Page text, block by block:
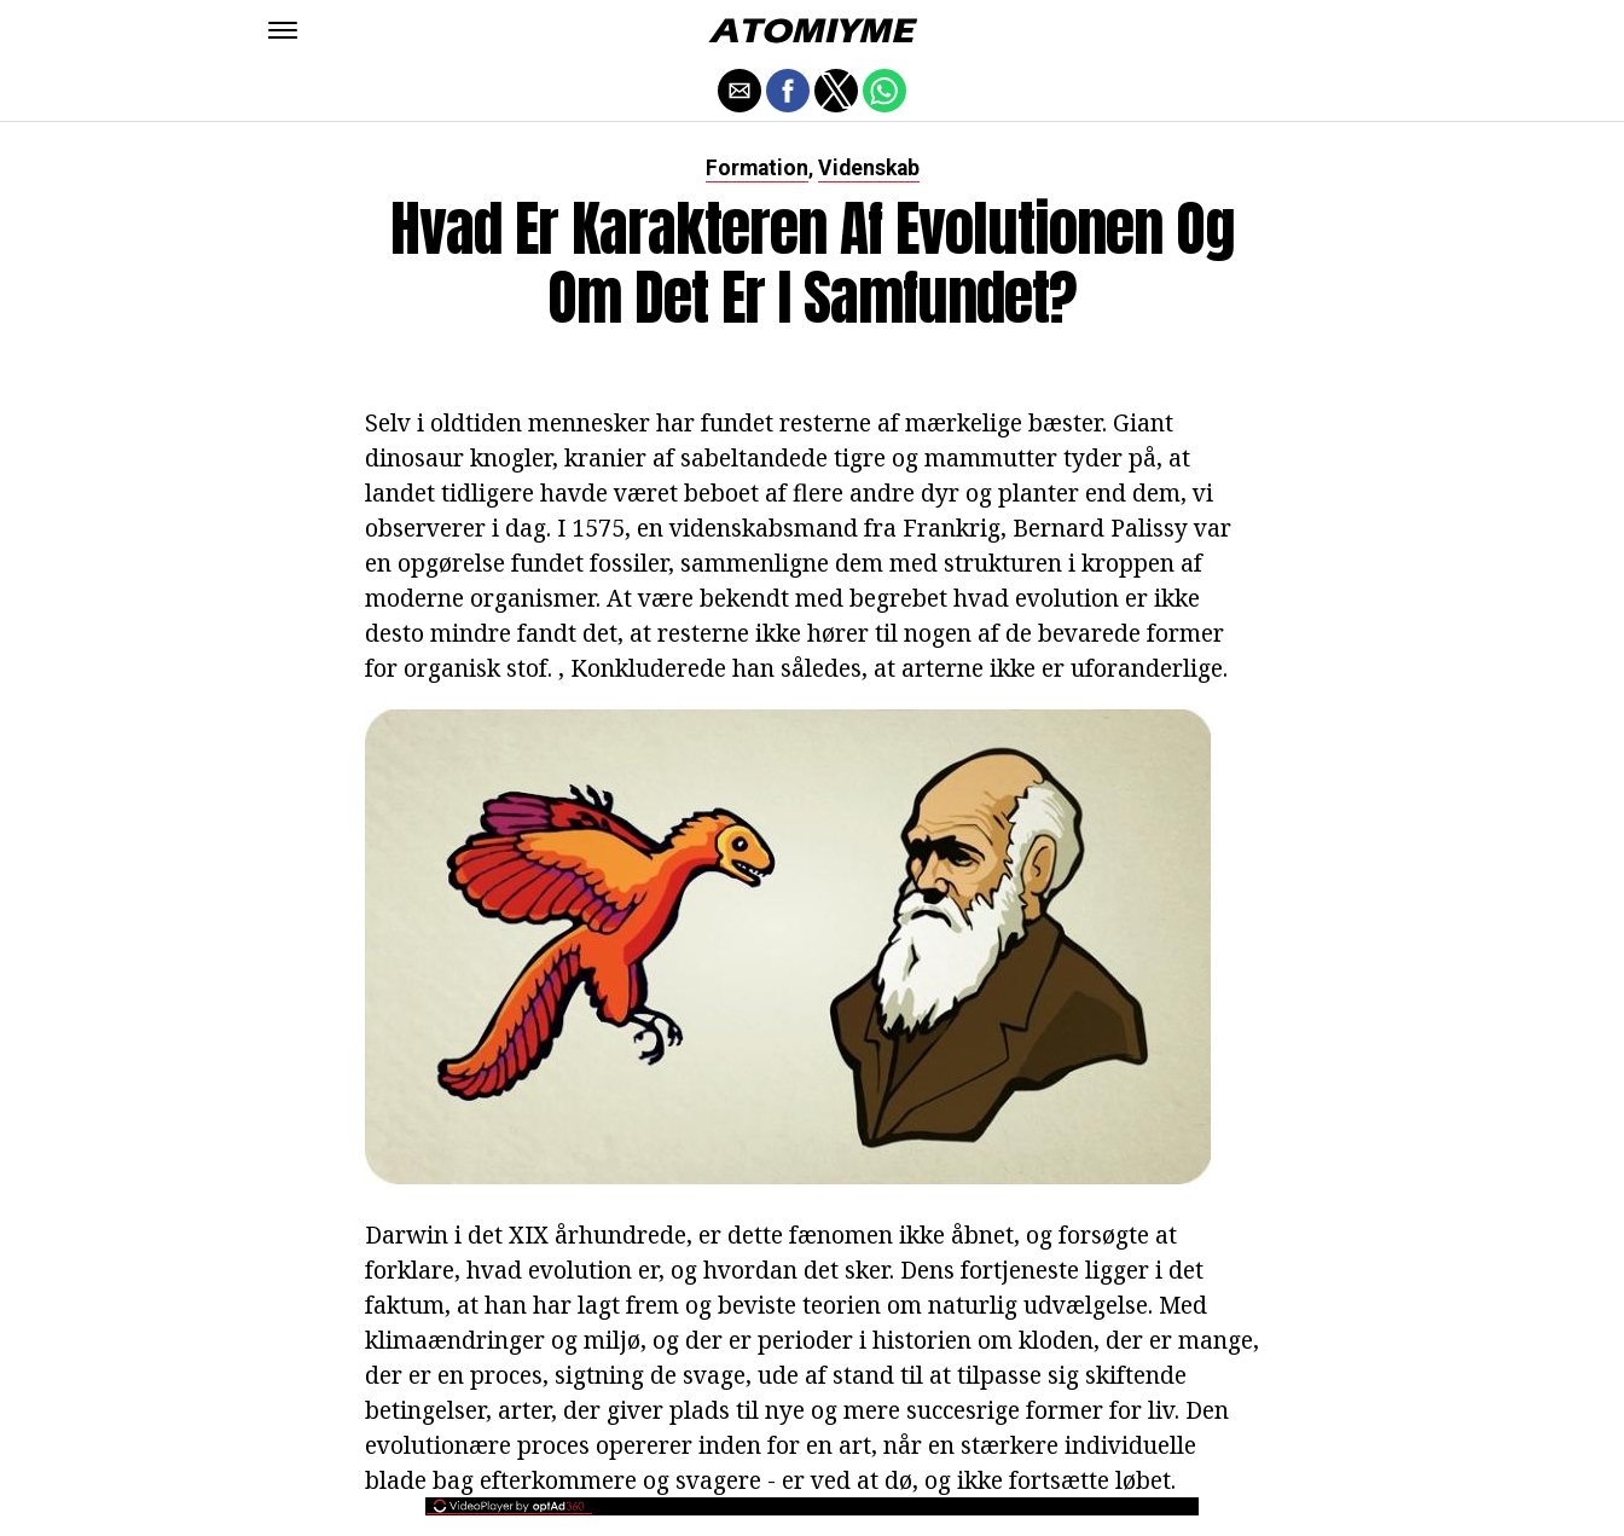
Formation, Videnskab
Hvad Er Karakteren Af Evolutionen Og
Om Det Er I Samfundet?
Selv i oldtiden mennesker har fundet resterne af mærkelige bæster. Giant
dinosaur knogler, kranier af sabeltandede tigre og mammutter tyder på, at
landet tidligere havde været beboet af flere andre dyr og planter end dem, vi
observerer i dag. I 1575, en videnskabsmand fra Frankrig, Bernard Palissy var
en opgørelse fundet fossiler, sammenligne dem med strukturen i kroppen af
moderne organismer. At være bekendt med begrebet hvad evolution er ikke
desto mindre fandt det, at resterne ikke hører til nogen af de bevarede former
for organisk stof. , Konkluderede han således, at arterne ikke er uforanderlige.
Darwin i det XIX århundrede, er dette fænomen ikke åbnet, og forsøgte at
forklare, hvad evolution er, og hvordan det sker. Dens fortjeneste ligger i det
faktum, at han har lagt frem og beviste teorien om naturlig udvælgelse. Med
klimaændringer og miljø, og der er perioder i historien om kloden, der er mange,
der er en proces, sigtning de svage, ude af stand til at tilpasse sig skiftende
betingelser, arter, der giver plads til nye og mere succesrige former for liv. Den
evolutionære proces opererer inden for en art, når en stærkere individuelle
blade bag efterkommere og svagere - er ved at dø, og ikke fortsætte løbet.